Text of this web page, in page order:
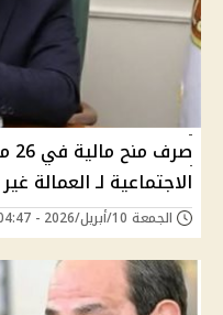
الاجتماعية لـ العمالة
الجمعة 10/أبريل/2026 - 04:47 م